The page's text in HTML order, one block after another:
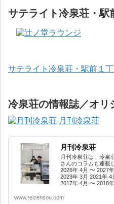
サテライト冷泉荘・駅
サテライト冷泉荘・駅前１
冷泉荘の情報誌／オリ
月刊冷泉荘
月刊冷泉荘
月刊冷泉荘は、冷泉
さんのコラムも連載
2026年 4月 〜 2027
2023年 3月 2021年
2017年 4月 〜 2018
www.reizensou.com